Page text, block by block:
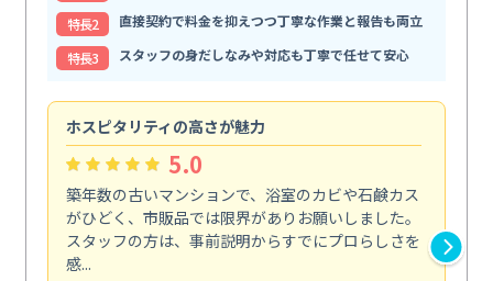
特⻑2
直接契約で料金を抑えつつ丁寧な作業と報告も両立
特⻑3
スタッフの身だしなみや対応も丁寧で任せて安心
ホスピタリティの高さが魅力
5.0
築年数の古いマンションで、浴室のカビや石鹸カス
がひどく、市販品では限界がありお願いしました。
スタッフの方は、事前説明からすでにプロらしさを
感...